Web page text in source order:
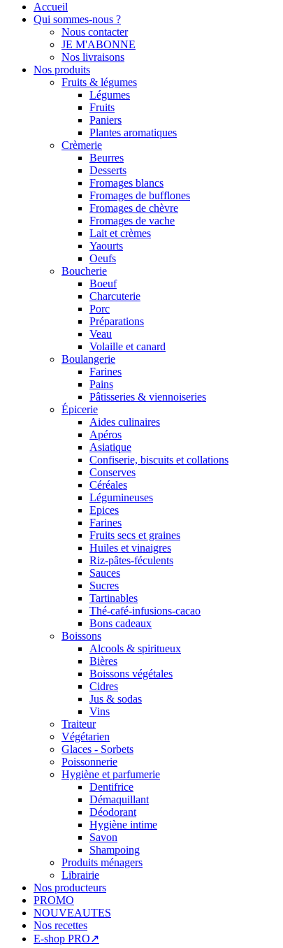
Accueil
Qui sommes-nous ?
Nous contacter
JE M'ABONNE
Nos livraisons
Nos produits
Fruits & légumes
Légumes
Fruits
Paniers
Plantes aromatiques
Crèmerie
Beurres
Desserts
Fromages blancs
Fromages de bufflones
Fromages de chèvre
Fromages de vache
Lait et crèmes
Yaourts
Oeufs
Boucherie
Boeuf
Charcuterie
Porc
Préparations
Veau
Volaille et canard
Boulangerie
Farines
Pains
Pâtisseries & viennoiseries
Épicerie
Aides culinaires
Apéros
Asiatique
Confiserie, biscuits et collations
Conserves
Céréales
Légumineuses
Epices
Farines
Fruits secs et graines
Huiles et vinaigres
Riz-pâtes-féculents
Sauces
Sucres
Tartinables
Thé-café-infusions-cacao
Bons cadeaux
Boissons
Alcools & spiritueux
Bières
Boissons végétales
Cidres
Jus & sodas
Vins
Traiteur
Végétarien
Glaces - Sorbets
Poissonnerie
Hygiène et parfumerie
Dentifrice
Démaquillant
Déodorant
Hygiène intime
Savon
Shampoing
Produits ménagers
Librairie
Nos producteurs
PROMO
NOUVEAUTES
Nos recettes
E-shop PRO↗